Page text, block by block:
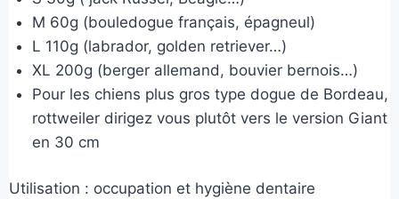
M 60g (bouledogue français, épagneul)
L 110g (labrador, golden retriever…)
XL 200g (berger allemand, bouvier bernois…)
Pour les chiens plus gros type dogue de Bordeau,
rottweiler dirigez vous plutôt vers le version Giant
en 30 cm
Utilisation : occupation et hygiène dentaire